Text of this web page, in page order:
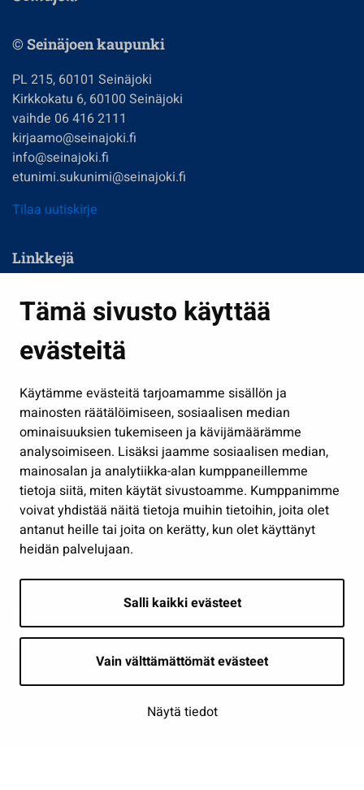
Tämä sivusto käyttää
evästeitä
Käytämme evästeitä tarjoamamme sisällön ja
mainosten räätälöimiseen, sosiaalisen median
ominaisuuksien tukemiseen ja kävijämäärämme
analysoimiseen. Lisäksi jaamme sosiaalisen median,
mainosalan ja analytiikka-alan kumppaneillemme
tietoja siitä, miten käytät sivustoamme. Kumppanimme
voivat yhdistää näitä tietoja muihin tietoihin, joita olet
antanut heille tai joita on kerätty, kun olet käyttänyt
heidän palvelujaan.
Salli kaikki evästeet
Vain välttämättömät evästeet
Näytä tiedot
© Seinäjoen kaupunki
PL 215, 60101 Seinäjoki
Kirkkokatu 6, 60100 Seinäjoki
vaihde 06 416 2111
kirjaamo@seinajoki.fi
info@seinajoki.fi
etunimi.sukunimi@seinajoki.fi
Tilaa uutiskirje
Linkkejä
Kasvatus ja opetus
Kulttuuri ja liikunta
Työ ja yrittäminen
Osallistu ja asioi
Näytä omat evästeasetukseni
Seuraa meitä
Saavutettavuusseloste | © Seinäjoki 2026